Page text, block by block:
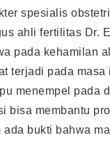
spesialis
ahli fertilitas Dr.
pada kehamilan
terjadi pada masa
menempel pada
bisa membantu
ada bukti bahwa